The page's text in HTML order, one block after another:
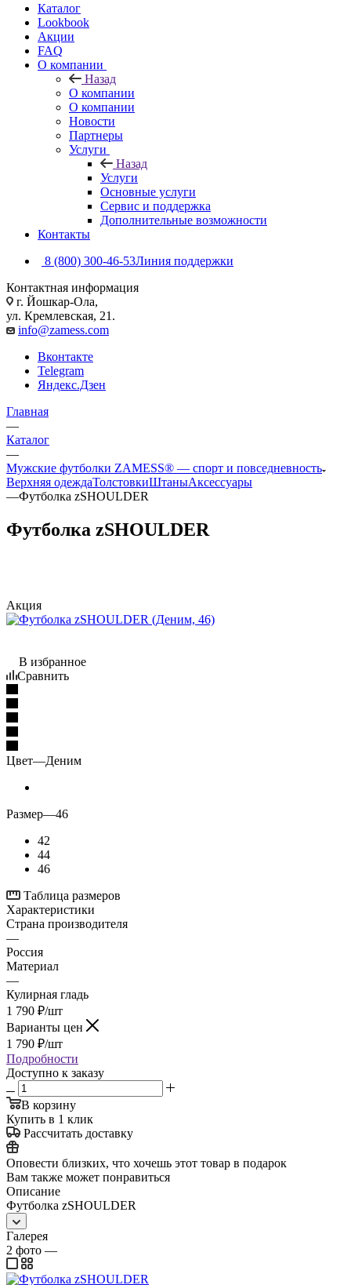
Каталог
Lookbook
Акции
FAQ
О компании
Назад
О компании
О компании
Новости
Партнеры
Услуги
Назад
Услуги
Основные услуги
Сервис и поддержка
Дополнительные возможности
Контакты
8 (800) 300-46-53Линия поддержки
Контактная информация
г. Йошкар-Ола,
ул. Кремлевская, 21.
info@zamess.com
Вконтакте
Telegram
Яндекс.Дзен
Главная
—
Каталог
—
Мужские футболки ZAMESS® — спорт и повседневность
Верхняя одеждаТолстовкиШтаныАксессуары
—Футболка zSHOULDER
Футболка zSHOULDER
Акция
В избранное
Сравнить
Цвет—Деним
Размер—46
42
44
46
Таблица размеров
Характеристики
Страна производителя
—
Россия
Материал
—
Кулирная гладь
1 790 ₽/шт
Варианты цен
1 790 ₽/шт
Подробности
Доступно к заказу
В корзину
Купить в 1 клик
Рассчитать доставку
Оповести близких, что хочешь этот товар в подарок
Вам также может понравиться
Описание
Футболка zSHOULDER
Галерея
2 фото —